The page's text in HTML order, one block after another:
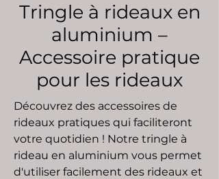
Tringle à rideaux en
aluminium –
Accessoire pratique
pour les rideaux
Découvrez des accessoires de
rideaux pratiques qui faciliteront
votre quotidien ! Notre tringle à
rideau en aluminium vous permet
d'utiliser facilement des rideaux et